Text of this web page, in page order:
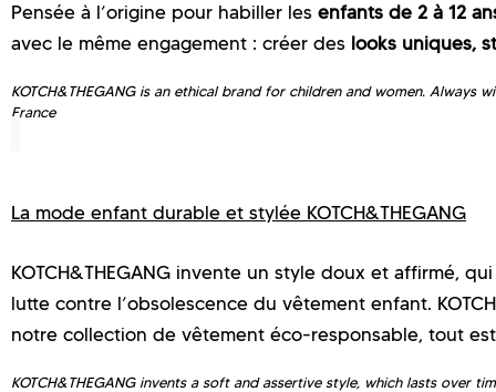
Pensée à l’origine pour habiller les enfants de 2 à 12
avec le même engagement : créer des looks uniques,
KOTCH&THEGANG is an ethical brand for children and women.
France
La mode enfant durable et stylée KOTCH&THEGANG
KOTCH&THEGANG invente un style doux et affirmé,
lutte contre l’obsolescence du vêtement enfant.
notre collection de vêtement éco-responsable, tout
KOTCH&THEGANG invents a soft and assertive style, which lasts over